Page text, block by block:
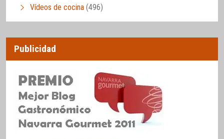
Vídeos de cocina (496)
Publicidad